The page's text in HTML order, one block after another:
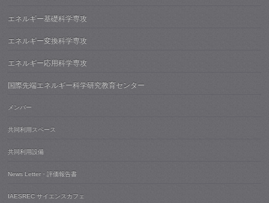
エネルギー基礎科学専攻
エネルギー変換科学専攻
エネルギー応用科学専攻
国際先端エネルギー科学研究教育センター
メンバー
共同利用スペース
共同利用設備
News Letter・評価報告書
IAESREC サイエンスカフェ